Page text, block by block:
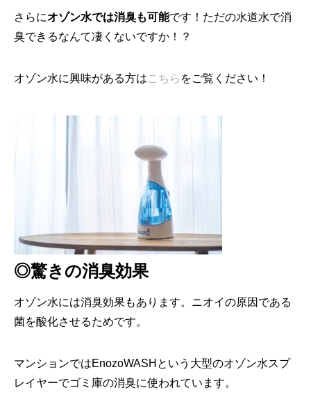
さらにオゾン水では消臭も可能です！ただの水道水で消
臭できるなんて凄くないですか！？
オゾン水に興味がある方はこちら をご覧ください！
◎驚きの消臭効果
オゾン水には消臭効果もあります。ニオイの原因である
菌を酸化させるためです。
マンションではEnozoWASHという大型のオゾン水スプ
レイヤーでゴミ庫の消臭に使われています。